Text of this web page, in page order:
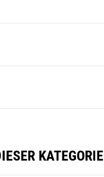
KATEGORIE